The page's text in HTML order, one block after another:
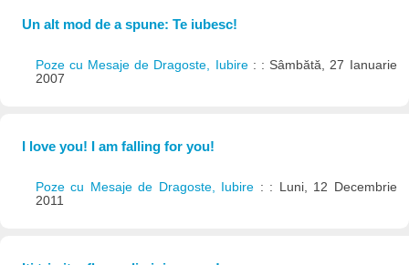
Un alt mod de a spune: Te iubesc!
Poze cu Mesaje de Dragoste, Iubire : : Sâmbătă, 27 Ianuarie
2007
I love you! I am falling for you!
Poze cu Mesaje de Dragoste, Iubire : : Luni, 12 Decembrie
2011